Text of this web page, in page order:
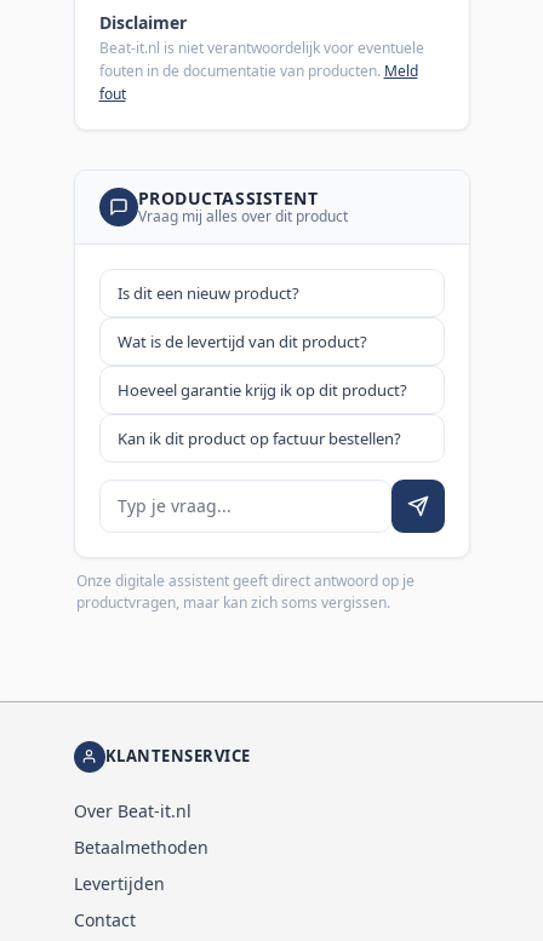
Disclaimer
Beat-it.nl is niet verantwoordelijk voor eventuele
fouten in de documentatie van producten. Meld
fout
PRODUCTASSISTENT
Vraag mij alles over dit product
Is dit een nieuw product?
Wat is de levertijd van dit product?
Hoeveel garantie krijg ik op dit product?
Kan ik dit product op factuur bestellen?
Je vraag
Onze digitale assistent geeft direct antwoord op je
productvragen, maar kan zich soms vergissen.
KLANTENSERVICE
Over Beat-it.nl
Betaalmethoden
Levertijden
Contact